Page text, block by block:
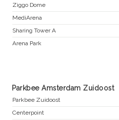
Ziggo Dome
MediArena
Sharing Tower A
Arena Park
Parkbee Amsterdam Zuidoost
Parkbee Zuidoost
Centerpoint